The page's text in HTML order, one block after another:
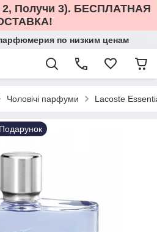
Получи 3). БЕСПЛАТНАЯ
по низким ценам
Чоловічі парфуми Lacoste
Подарунок